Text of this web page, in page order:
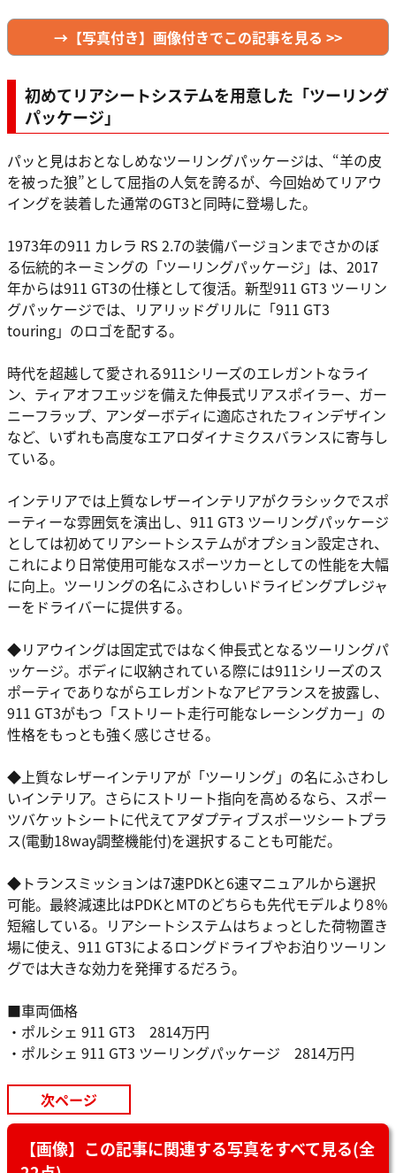
→【写真付き】画像付きでこの記事を見る >>
初めてリアシートシステムを用意した「ツーリング
パッケージ」
パッと見はおとなしめなツーリングパッケージは、“羊の皮
を被った狼”として屈指の人気を誇るが、今回始めてリアウ
イングを装着した通常のGT3と同時に登場した。
1973年の911 カレラ RS 2.7の装備バージョンまでさかのぼ
る伝統的ネーミングの「ツーリングパッケージ」は、2017
年からは911 GT3の仕様として復活。新型911 GT3 ツーリン
グパッケージでは、リアリッドグリルに「911 GT3
touring」のロゴを配する。
時代を超越して愛される911シリーズのエレガントなライ
ン、ティアオフエッジを備えた伸長式リアスポイラー、ガー
ニーフラップ、アンダーボディに適応されたフィンデザイン
など、いずれも高度なエアロダイナミクスバランスに寄与し
ている。
インテリアでは上質なレザーインテリアがクラシックでスポ
ーティーな雰囲気を演出し、911 GT3 ツーリングパッケージ
としては初めてリアシートシステムがオプション設定され、
これにより日常使用可能なスポーツカーとしての性能を大幅
に向上。ツーリングの名にふさわしいドライビングプレジャ
ーをドライバーに提供する。
◆リアウイングは固定式ではなく伸長式となるツーリングパ
ッケージ。ボディに収納されている際には911シリーズのス
ポーティでありながらエレガントなアピアランスを披露し、
911 GT3がもつ「ストリート走行可能なレーシングカー」の
性格をもっとも強く感じさせる。
◆上質なレザーインテリアが「ツーリング」の名にふさわし
いインテリア。さらにストリート指向を高めるなら、スポー
ツバケットシートに代えてアダプティブスポーツシートプラ
ス(電動18way調整機能付)を選択することも可能だ。
◆トランスミッションは7速PDKと6速マニュアルから選択
可能。最終減速比はPDKとMTのどちらも先代モデルより8％
短縮している。リアシートシステムはちょっとした荷物置き
場に使え、911 GT3によるロングドライブやお泊りツーリン
グでは大きな効力を発揮するだろう。
■車両価格
・ポルシェ 911 GT3 2814万円
・ポルシェ 911 GT3 ツーリングパッケージ 2814万円
次ページ
【画像】この記事に関連する写真をすべて見る(全